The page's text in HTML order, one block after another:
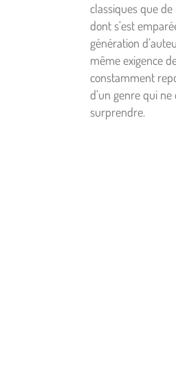
classiques que
dont s’est
génération
même exigence
constamment
d’un genre qui ne
surprendre.